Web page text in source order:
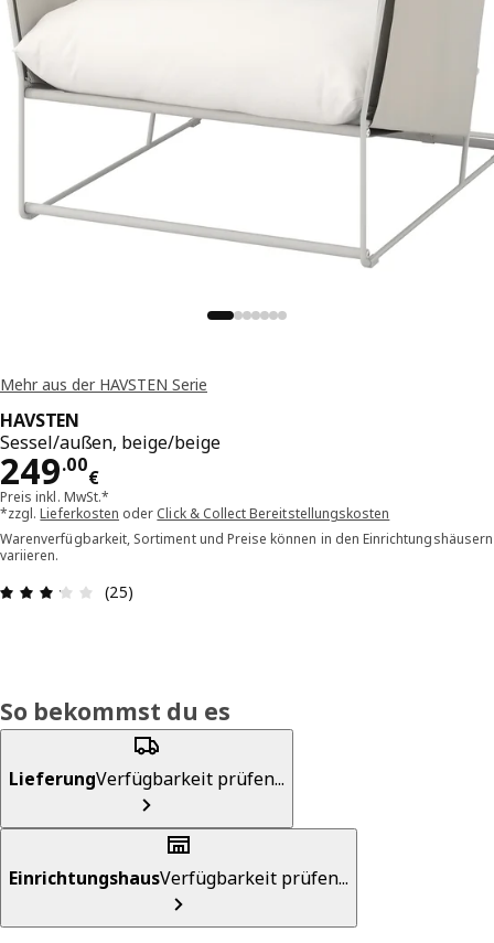
Mehr aus der HAVSTEN Serie
HAVSTEN
Sessel/außen, beige/beige
249.00
€
Preis 249.00€
Preis inkl. MwSt.*
*zzgl.Lieferkosten oder Click & Collect Bereitstellungskosten
Warenverfügbarkeit, Sortiment und Preise können in den Einrichtungshäusern
variieren.
Bewertung: 3.2 von 5 Sterne Alle Bewertungen:
(25)
So bekommst du es
LieferungVerfügbarkeit prüfen...
EinrichtungshausVerfügbarkeit prüfen...